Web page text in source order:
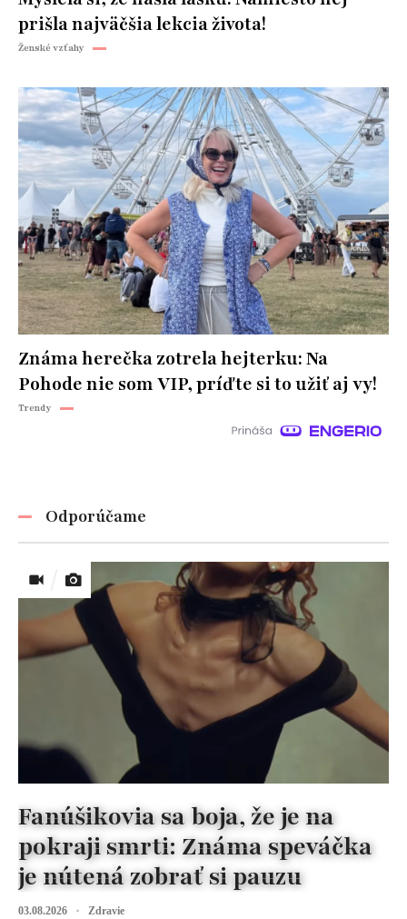
prišla najväčšia lekcia života!
Ženské vzťahy
Známa herečka zotrela hejterku: Na
Pohode nie som VIP, príďte si to užiť aj vy!
Trendy
Odporúčame
Fanúšikovia sa boja, že je na
pokraji smrti: Známa speváčka
je nútená zobrať si pauzu
03.08.2026 Zdravie